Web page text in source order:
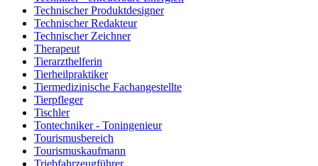
Technischer Produktdesigner
Technischer Redakteur
Technischer Zeichner
Therapeut
Tierarzthelferin
Tierheilpraktiker
Tiermedizinische Fachangestellte
Tierpfleger
Tischler
Tontechniker - Toningenieur
Tourismusbereich
Tourismuskaufmann
Triebfahrzeugführer